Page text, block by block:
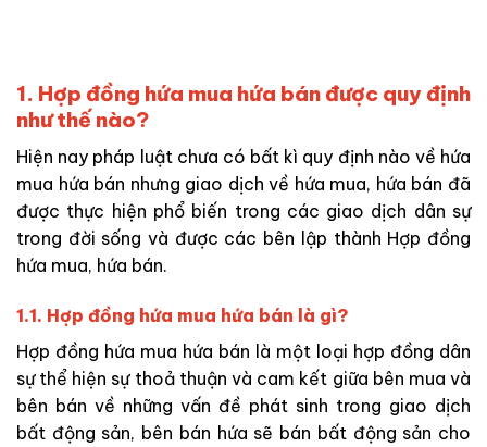
1. Hợp đồng hứa mua hứa bán được quy định
như thế nào?
Hiện nay pháp luật chưa có bất kì quy định nào về hứa
mua hứa bán nhưng giao dịch về hứa mua, hứa bán đã
được thực hiện phổ biến trong các giao dịch dân sự
trong đời sống và được các bên lập thành Hợp đồng
hứa mua, hứa bán.
1.1. Hợp đồng hứa mua hứa bán là gì?
Hợp đồng hứa mua hứa bán là một loại hợp đồng dân
sự thể hiện sự thoả thuận và cam kết giữa bên mua và
bên bán về những vấn đề phát sinh trong giao dịch
bất động sản, bên bán hứa sẽ bán bất động sản cho